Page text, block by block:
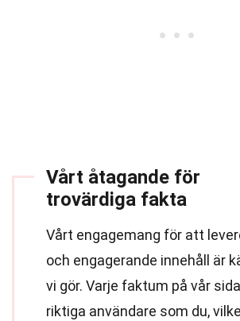
Vårt åtagande för
trovärdiga fakta
Vårt engagemang för att
och engagerande innehåll är
vi gör. Varje faktum på vår
riktiga användare som du,